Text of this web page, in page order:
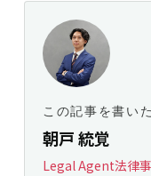
この記事を書い
朝戸 統覚
Legal Agent法律